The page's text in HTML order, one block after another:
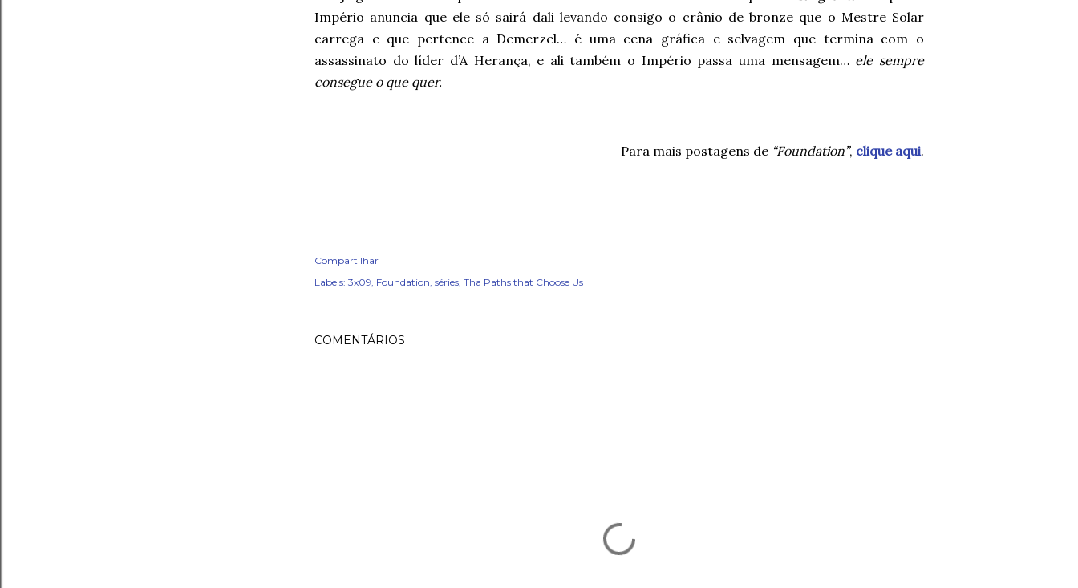
Império anuncia que ele só sairá dali levando consigo o crânio de bronze que o Mestre Solar
carrega e que pertence a Demerzel… é uma cena gráfica e selvagem que termina com o
assassinato do líder d’A Herança, e ali também o Império passa uma mensagem… ele sempre
consegue o que quer.
Para mais postagens de “Foundation”, clique aqui.
Compartilhar
Labels: 3x09 Foundation séries Tha Paths that Choose Us
COMENTÁRIOS